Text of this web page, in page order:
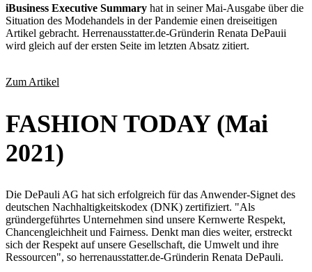
iBusiness Executive Summary hat in seiner Mai-Ausgabe über die
Situation des Modehandels in der Pandemie einen dreiseitigen
Artikel gebracht. Herrenausstatter.de-Gründerin Renata DePauii
wird gleich auf der ersten Seite im letzten Absatz zitiert.
Zum Artikel
FASHION TODAY (Mai
2021)
Die DePauli AG hat sich erfolgreich für das Anwender-Signet des
deutschen Nachhaltigkeitskodex (DNK) zertifiziert. "Als
gründergeführtes Unternehmen sind unsere Kernwerte Respekt,
Chancengleichheit und Fairness. Denkt man dies weiter, erstreckt
sich der Respekt auf unsere Gesellschaft, die Umwelt und ihre
Ressourcen", so herrenausstatter.de-Gründerin Renata DePauli.